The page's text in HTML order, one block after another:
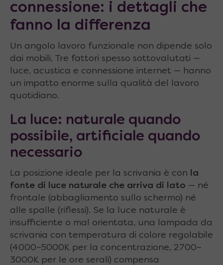
connessione: i dettagli che
fanno la differenza
Un angolo lavoro funzionale non dipende solo
dai mobili. Tre fattori spesso sottovalutati —
luce, acustica e connessione internet — hanno
un impatto enorme sulla qualità del lavoro
quotidiano.
La luce: naturale quando
possibile, artificiale quando
necessario
La posizione ideale per la scrivania è con
la
fonte di luce naturale che arriva di lato — né
frontale (abbagliamento sullo schermo) né
alle spalle (riflessi). Se la luce naturale è
insufficiente o mal orientata, una lampada da
scrivania con temperatura di colore regolabile
(4000–5000K per la concentrazione, 2700–
3000K per le ore serali) compensa